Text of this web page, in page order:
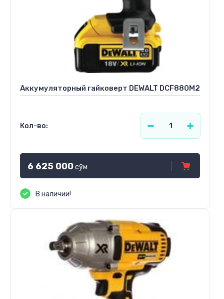
Аккумуляторный гайковерт DEWALT DCF880M2
Кол-во:
6 625 000сўм
В наличии!